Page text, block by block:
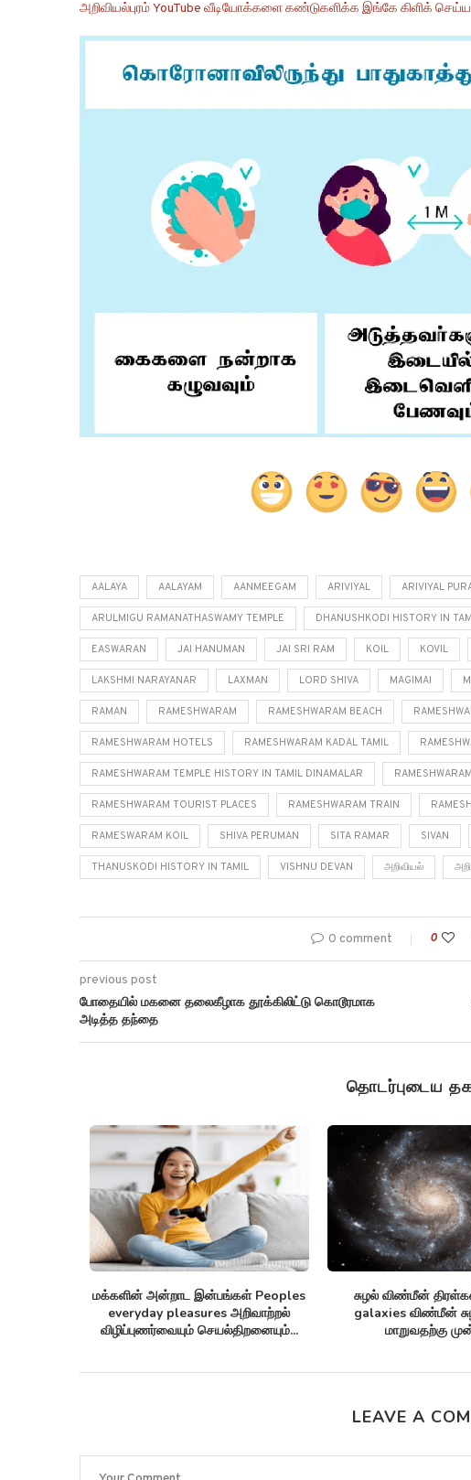
அறிவியல்புரம் YouTube வீடியோக்களை கண்டுகளிக்க இங்கே கிளிக்
AALAYA AALAYAM AANMEEGAM ARIVIYAL ARIVIYAL
ARULMIGU RAMANATHASWAMY TEMPLE DHANUSHKODI HISTORY IN
EASWARAN JAI HANUMAN JAI SRI RAM KOIL KOVIL
LAKSHMI NARAYANAR LAXMAN LORD SHIVA MAGIMAI
RAMAN RAMESHWARAM RAMESHWARAM BEACH
RAMESHWARAM HOTELS RAMESHWARAM KADAL TAMIL
RAMESHWARAM TEMPLE HISTORY IN TAMIL DINAMALAR
RAMESHWARAM TOURIST PLACES RAMESHWARAM TRAIN
RAMESWARAM KOIL SHIVA PERUMAN SITA RAMAR SIVAN
THANUSKODI HISTORY IN TAMIL VISHNU DEVAN அறிவியல்
0 comment 0
previous post
போதையில் மகனை தலைகீழாக தூக்கிலிட்டு கொடூரமாக
அடித்த தந்தை
தொடர்புடைய
அன்னோம் கிட்டத்தட்ட Annom lists
proteins 2 மில்லியன் புரதங்களை
பட்டியலிடுகிறது!
ஒரு தொலைத்தொடர்பு கேபிள் Monitor
arctic sea ice ஆர்க்டிக்கில் கடல்...